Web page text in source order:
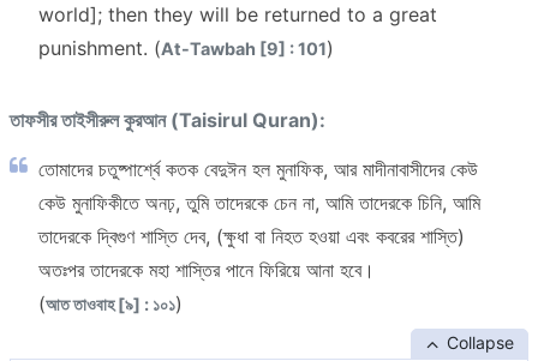
world]; then they will be returned to a great
punishment. (At-Tawbah [9] : 101)
তাফসীর তাইসীরুল কুরআন (Taisirul Quran):
তোমাদের চতুষ্পার্শ্বে কতক বেদুঈন হল মুনাফিক, আর মাদীনাবাসীদের কেউ
কেউ মুনাফিকীতে অনঢ়, তুমি তাদেরকে চেন না, আমি তাদেরকে চিনি, আমি
তাদেরকে দ্বিগুণ শাস্তি দেব, (ক্ষুধা বা নিহত হওয়া এবং কবরের শাস্তি)
অতঃপর তাদেরকে মহা শাস্তির পানে ফিরিয়ে আনা হবে।
(আত তাওবাহ [৯] : ১০১)
Collapse